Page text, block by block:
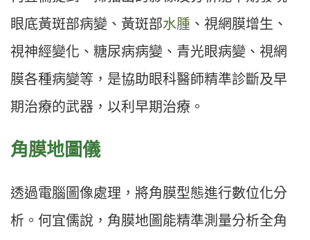
眼底黃斑部病變、黃斑部水腫 、視網膜增生、
視神經變化、糖尿病病變、青光眼病變、視網
膜各種病變等，是協助眼科醫師精準診斷及早
期治療的武器，以利早期治療。
角膜地圖儀
透過電腦圖像處理，將角膜型態進行數位化分
析。何宜儒說，角膜地圖能精準測量分析全角